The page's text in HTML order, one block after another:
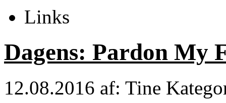
Links
Dagens: Pardon My
12.08.2016 af: Tine